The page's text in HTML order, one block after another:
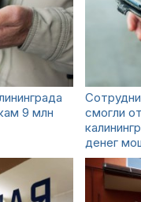
9 млн
смогли
денег